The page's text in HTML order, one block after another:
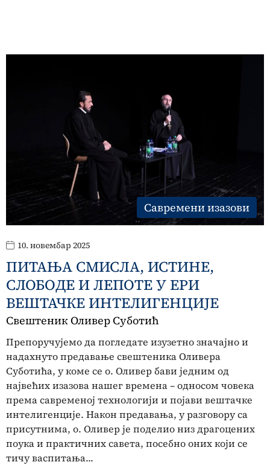
Савремени изазови
10. новембар 2025
ПИТАЊА СМИСЛА, ИСТИНЕ,
СЛОБОДЕ И ЛЕПОТЕ У ЕРИ
ВЕШТАЧКЕ ИНТЕЛИГЕНЦИЈЕ
Свештеник Оливер Суботић
Препоручујемо да погледате изузетно значајно и
надахнуто предавање свештеника Оливера
Суботића, у коме се о. Оливер бави једним од
највећих изазова нашег времена – односом човека
према савременој технологији и појави вештачке
интелигенције. Након предавања, у разговору са
присутнима, о. Оливер је поделио низ драгоцених
поука и практичних савета, посебно оних који се
тичу васпитања...